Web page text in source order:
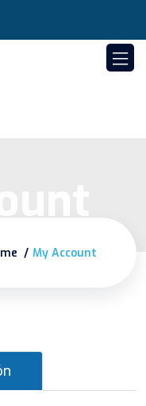
My Account